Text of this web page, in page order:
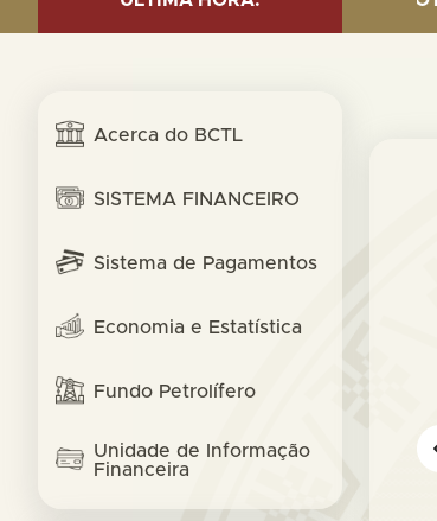
Acerca do BCTL
SISTEMA FINANCEIRO
Sistema de Pagamentos
Economia e Estatística
Fundo Petrolífero
Unidade de Informação
Financeira